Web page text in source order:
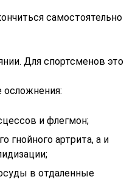
самостоятельно
Для спортсменов это
и флегмон;
гнойного артрита, а и
в отдаленные